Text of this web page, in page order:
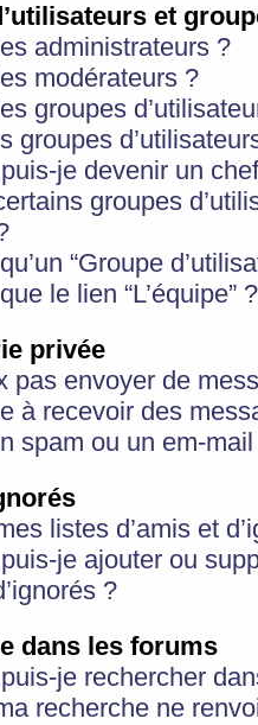
et
administrateurs ?
modérateurs ?
groupes
groupes
je devenir un
groupes
“Groupe
le lien “L’équipe” ?
privée
pas envoyer de
à recevoir des
spam ou un em-
listes d’amis et
je ajouter ou
?
dans les forums
je rechercher
recherche ne